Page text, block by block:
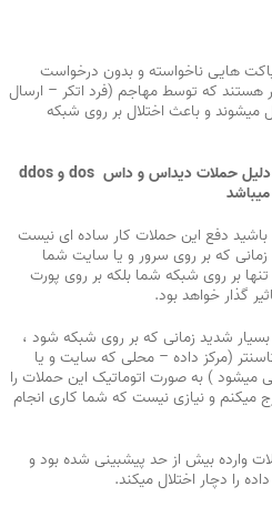
هایی ناخواسته و بدون درخواست
هستند که توسط مهاجم (فرد اتکر – ارسال
میشوند و باعث اختلال بر روی شبکه
مشکلاتی که به دلیل حملات دیداس و داس dos و ddos
باشید دفع این حملات کار ساده ای نیست
که بر روی سرور و یا سایت شما
بر روی شبکه شما بلکه بر روی پورت
گذار خواهد بود.
شدید زمانی که بر روی شبکه شود ،
(مرکز داده – محلی که سایت و یا
میشود ) به صورت اتوماتیک این حملات را
میکنم و نیازی نیست که شما کاری انجام
وارده بیش از حد پیشبینی شده بود و
را دچار اختلال میکند.